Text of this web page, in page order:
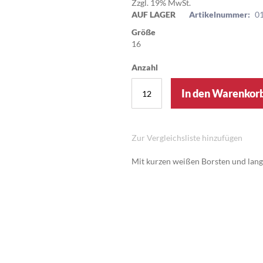
Zzgl. 19% MwSt.
AUF LAGER
Artikelnummer:
Größe
16
Anzahl
In den
Zur Vergleichsliste hinzufügen
Mit kurzen weißen Borsten und